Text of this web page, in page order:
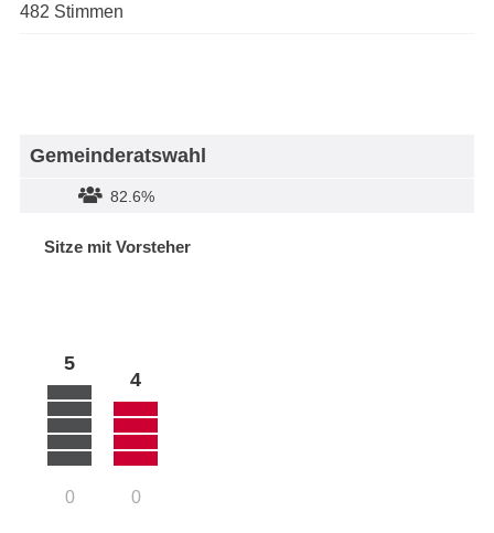
482 Stimmen
Gemeinderatswahl
82.6%
Sitze mit Vorsteher
5
0
4
0